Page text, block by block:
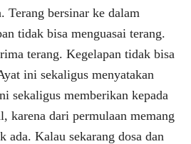
Terang bersinar ke dalam
tidak bisa menguasai terang.
terang. Kegelapan tidak bisa
ini sekaligus menyatakan
sekaligus memberikan kepada
karena dari permulaan memang
ada. Kalau sekarang dosa dan